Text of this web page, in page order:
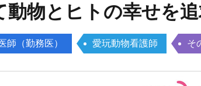
動物とヒトの幸せを
師（勤務医） 愛玩動物看護師 そ